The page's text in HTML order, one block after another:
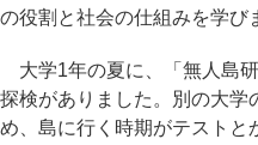
の役割と社会の仕組みを学び
大学1年の夏に、「無人島
探検がありました。別の大学
め、島に行く時期がテストと